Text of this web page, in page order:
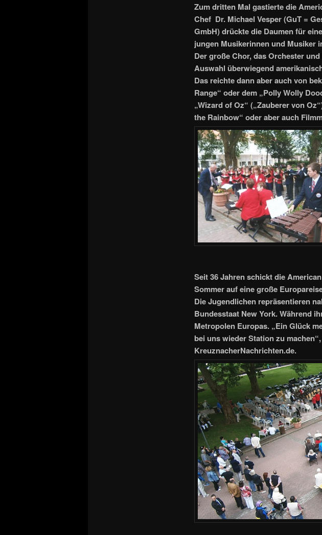
Zum dritten Mal gastierte die
Chef Dr. Michael Vesper (GuT =
GmbH) drückte die Daumen für
jungen Musikerinnen und Musiker
Der große Chor, das Orchester
Auswahl überwiegend
Das reichte dann aber auch von
Range“ oder dem „Polly Wolly
„Wizard of Oz“ („Zauberer von
the Rainbow“ oder aber auch
Seit 36 Jahren schicktdie
Sommer auf eine große
Die Jugendlichen repräsentieren
Bundesstaat New York. Während
Metropolen Europas. „Ein Glück
bei uns wieder Station zu
KreuznacherNachrichten.de.